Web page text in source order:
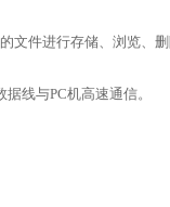
文件进行存储、浏览、
据线与PC机高速通信。